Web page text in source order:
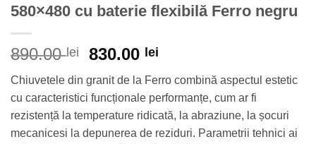
580×480 cu baterie flexibilă Ferro negru
890.00 lei
Prețul
a
fost:
890.00 lei.
830.00 lei
este:
830.00 lei.
Chiuvetele din granit de la Ferro combină aspectul estetic
cu caracteristici funcționale performanțe, cum ar fi
rezistență la temperature ridicată, la abraziune, la șocuri
mecanicesi la depunerea de reziduri. Parametrii tehnici ai